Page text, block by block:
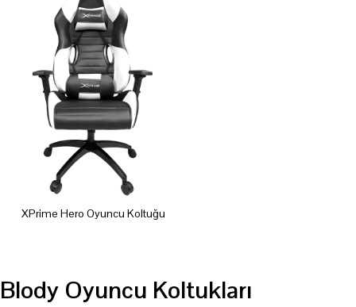
XPrime Hero Oyuncu Koltuğu
Blody Oyuncu Koltukları